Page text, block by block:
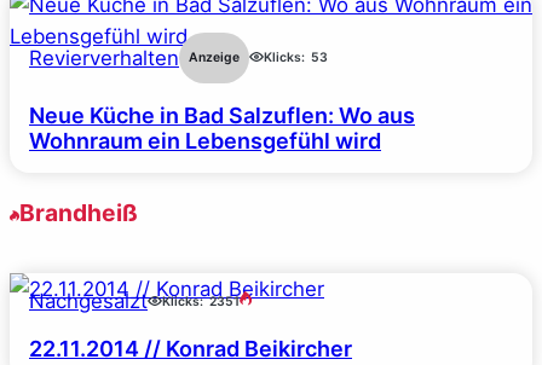
Revierverhalten Anzeige Klicks: 53
Neue Küche in Bad Salzuflen: Wo aus
Wohnraum ein Lebensgefühl wird
Brandheiß
Nachgesalzt Klicks: 2351
22.11.2014 // Konrad Beikircher